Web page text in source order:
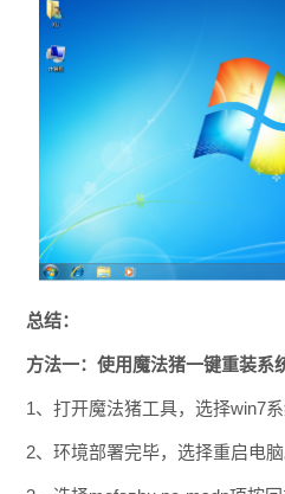
总结：
方法一：使用魔法猪一键重装系
1、打开魔法猪工具，选择win7系
2、环境部署完毕，选择重启电脑